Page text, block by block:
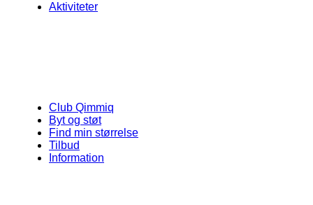
Aktiviteter
Club Qimmiq
Byt og støt
Find min størrelse
Tilbud
Information